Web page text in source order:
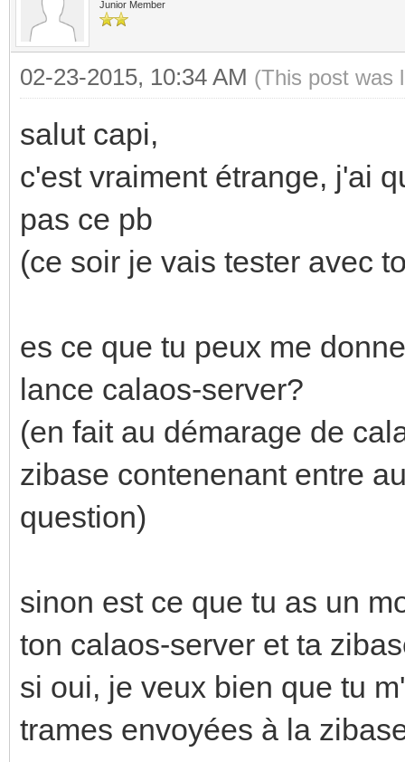
Prefix::Prefix(int,
/usr/share/calaos
Feb 20 14:37:20 nuc
Prefix::Prefix(int,
is /usr/share/locale
Feb 20 14:37:20 nuc
Using config path: /
Feb 20 14:37:20 nuc
Feb 20 14:37:20 nuc
ERR<503>:
failed: hash == NULL
Feb 20 14:37:20 nuc
zibase_sensor="temp"
</
type="misc" hits="0">
<calaos:input
coeff_b="0"
gui_type="analog_in"
path="T1_BASE"
unit="KWh"
url="http://
cmd=10"
</
</calaos:home>
Junior Member
02-23-2015, 10:34 AM (This post was
salut capi,
c'est vraiment étrange, j'ai
pas ce pb
(ce soir je vais tester avec
es ce que tu peux me
lance calaos-server?
(en fait au démarage de
zibase contenenant entre
question)
sinon est ce que tu as un
ton calaos-server et ta
si oui, je veux bien que tu
trames envoyées à la